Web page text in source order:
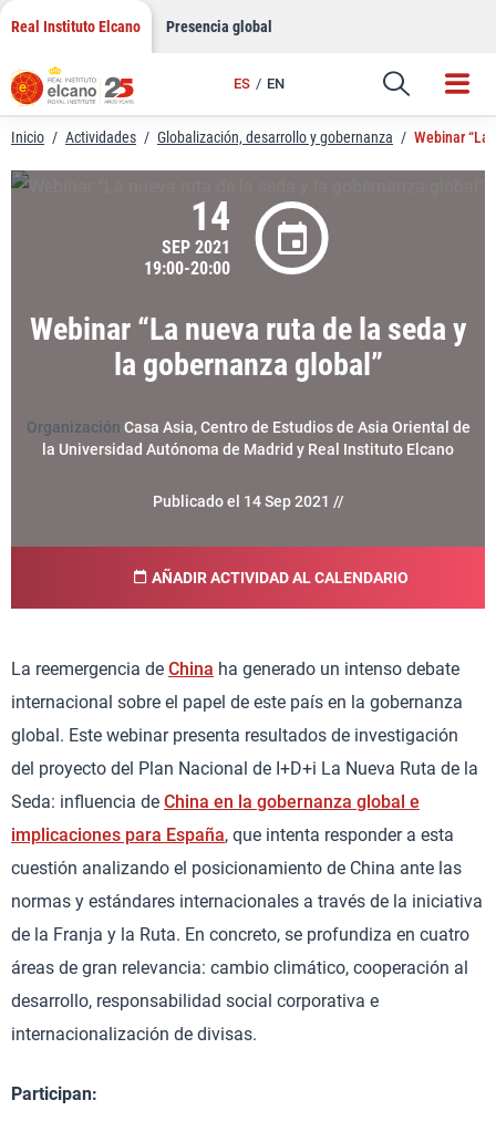
Saltar
contenido
Real Instituto Elcano Presencia global
ES EN
Enlace
Inicio / Actividades / Globalización, desarrollo y gobernanza / Webinar “La
Webinar “La nueva ruta de la seda y
la gobernanza global”
14
SEP 2021
19:00-20:00
Organización Casa Asia, Centro de Estudios de Asia Oriental de
la Universidad Autónoma de Madrid y Real Instituto Elcano
Publicado el 14 Sep 2021 //
AÑADIR ACTIVIDAD AL CALENDARIO
La reemergencia de China ha generado un intenso debate
internacional sobre el papel de este país en la gobernanza
global. Este webinar presenta resultados de investigación
del proyecto del Plan Nacional de I+D+i La Nueva Ruta de la
Seda: influencia de China en la gobernanza global e
implicaciones para España, que intenta responder a esta
cuestión analizando el posicionamiento de China ante las
normas y estándares internacionales a través de la iniciativa
de la Franja y la Ruta. En concreto, se profundiza en cuatro
áreas de gran relevancia: cambio climático, cooperación al
desarrollo, responsabilidad social corporativa e
internacionalización de divisas.
Participan: